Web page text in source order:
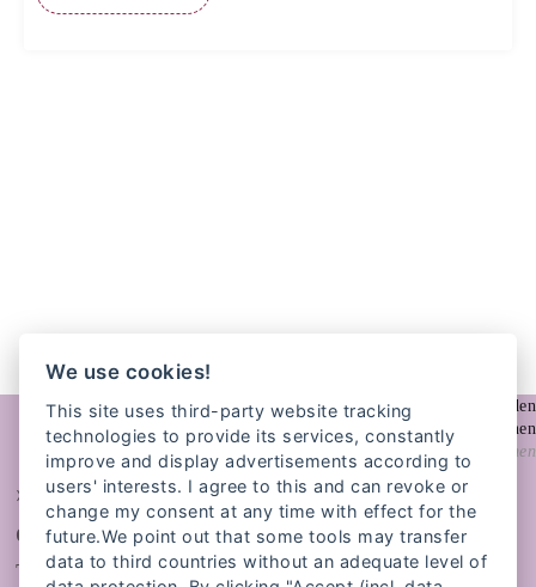
© Ulfa von den Steinen
»Allein bin ich machtlos. Aber mit
einer Zustiftung an
TERRE DES FEMMESkann ich
We use cookies!
This site uses third-party website tracking
technologies to provide its services, constantly
improve and display advertisements according to
users' interests. I agree to this and can revoke or
change my consent at any time with effect for the
future.We point out that some tools may transfer
data to third countries without an adequate level of